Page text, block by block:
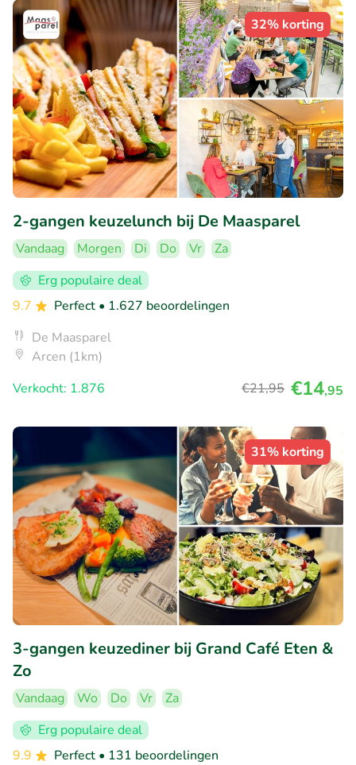
32% korting
2-gangen keuzelunch bij De Maasparel
Vandaag Morgen Di Do Vr
Za
Erg populaire deal
9.7
Perfect • 1.627 beoordelingen
De Maasparel
Arcen (1km)
Verkocht: 1.876
€21,95 €14,95
31% korting
3-gangen keuzediner bij Grand Café Eten &
Zo
Vandaag Wo Do Vr
Za
Erg populaire deal
9.9
Perfect • 131 beoordelingen